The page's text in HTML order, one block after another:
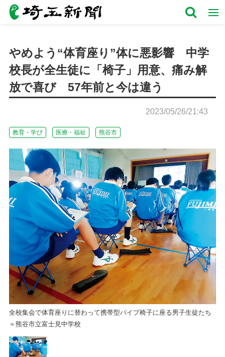
やめよう“体育座り”体に悪影響 中学
校長が全生徒に「椅子」用意、痛み解
放で喜び 57年前と今は違う
2023/05/26/21:43
教育・学び 医療・福祉 熊谷市
全校集会で体育座りに替わって携帯型パイプ椅子に座る男子生徒たち
＝熊谷市立富士見中学校